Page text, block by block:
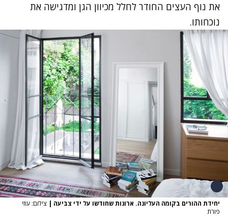
את נוף העצים החודר לחלל מכיוון הגן ומדגישה את
נוכחותו.
יחידת ההורים בקומה העליונה. ארונות שחודשו על ידי צביעה | צילום: עוזי
פורת